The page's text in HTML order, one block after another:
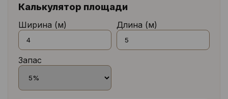
Калькулятор площади
Ширина (м) Длина (м)
Запас